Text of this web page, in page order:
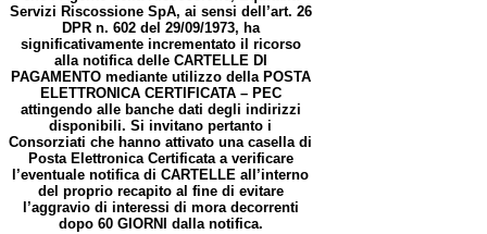
Servizi Riscossione SpA, ai sensi dell’art. 26
DPR n. 602 del 29/09/1973, ha
significativamente incrementato il ricorso
alla notifica delle CARTELLE DI
PAGAMENTO mediante utilizzo della POSTA
ELETTRONICA CERTIFICATA – PEC
attingendo alle banche dati degli indirizzi
disponibili. Si invitano pertanto i
Consorziati che hanno attivato una casella di
Posta Elettronica Certificata a verificare
l’eventuale notifica di CARTELLE all’interno
del proprio recapito al fine di evitare
l’aggravio di interessi di mora decorrenti
dopo 60 GIORNI dalla notifica.